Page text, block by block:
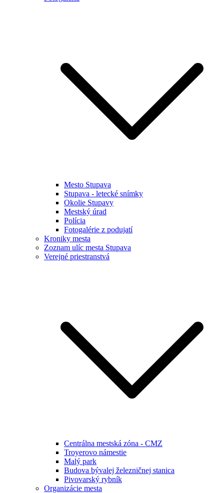
Mesto Stupava
Stupava - letecké snímky
Okolie Stupavy
Mestský úrad
Polícia
Fotogalérie z podujatí
Kroniky mesta
Zoznam ulíc mesta Stupava
Verejné priestranstvá
Centrálna mestská zóna - CMZ
Troyerovo námestie
Malý park
Budova bývalej železničnej stanica
Pivovarský rybník
Organizácie mesta